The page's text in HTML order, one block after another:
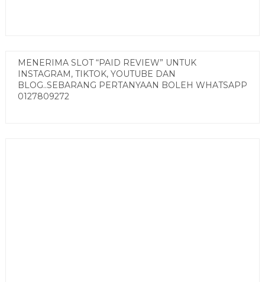
MENERIMA SLOT “PAID REVIEW” UNTUK
INSTAGRAM, TIKTOK, YOUTUBE DAN
BLOG..SEBARANG PERTANYAAN BOLEH WHATSAPP
0127809272